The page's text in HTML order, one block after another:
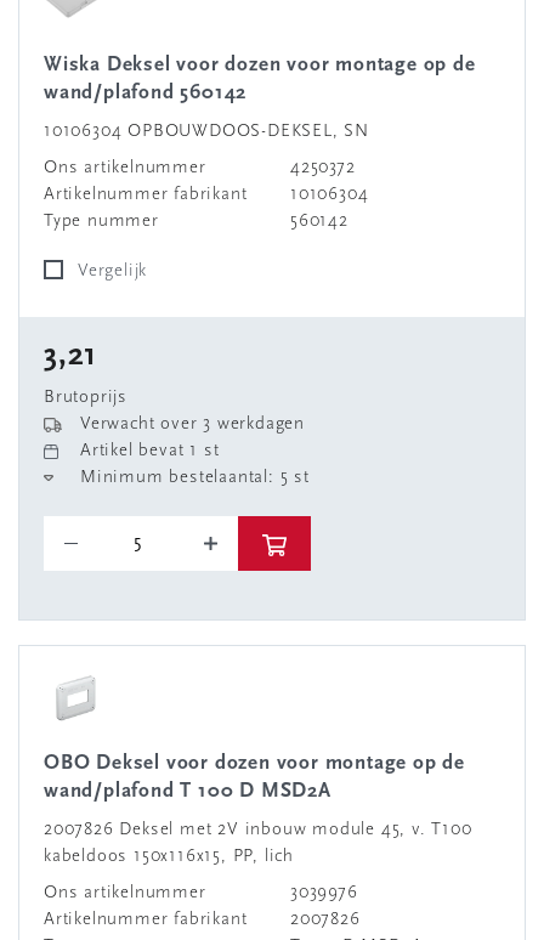
Wiska Deksel voor dozen voor montage op de
wand/plafond 560142
10106304 OPBOUWDOOS-DEKSEL, SN
Ons artikelnummer
4250372
Artikelnummer fabrikant
10106304
Type nummer
560142
Vergelijk
3,21
Brutoprijs
Verwacht over 3 werkdagen
Artikel bevat 1 st
Minimum bestelaantal: 5 st
OBO Deksel voor dozen voor montage op de
wand/plafond T 100 D MSD2A
2007826 Deksel met 2V inbouw module 45, v. T100
kabeldoos 150x116x15, PP, lich
Ons artikelnummer
3039976
Artikelnummer fabrikant
2007826